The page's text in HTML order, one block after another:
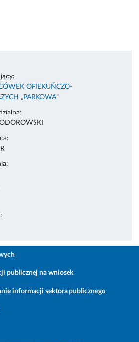
OPIEKUŃCZO-
„PARKOWA”
publicznej na wniosek
informacji sektora publicznego